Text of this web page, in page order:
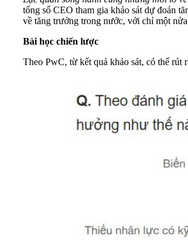
tổng số CEO tham gia khảo sát dự đoán
về tăng trưởng trong nước, với chỉ một
Bài học chiến lược
Theo PwC, từ kết quả khảo sát, có thể